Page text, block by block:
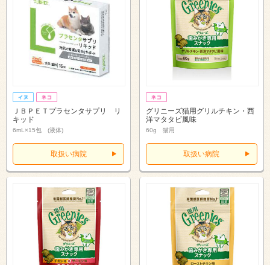
ＪＢＰＥＴプラセンタサプリ リ
キッド
6mL×15包 (液体)
取扱い病院
グリニーズ猫用グリルチキン・西
洋マタタビ風味
60g 猫用
取扱い病院